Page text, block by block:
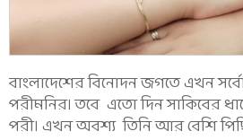
বাংলাদেশের বিনোদন জগতে এখন
পরীমনির। তবে এতো দিন সাকিবের
পরী। এখন অবশ্য তিনি আর বেশি